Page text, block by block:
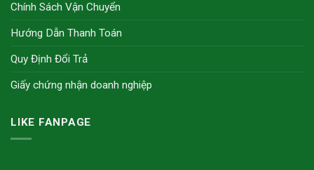
Chính Sách Vận Chuyển
Hướng Dẫn Thanh Toán
Quy Định Đổi Trả
Giấy chứng nhận doanh nghiệp
LIKE FANPAGE